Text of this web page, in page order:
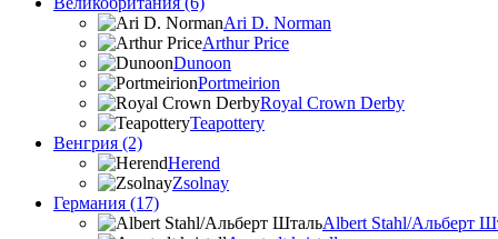
Ari D. Norman
Arthur Price
Dunoon
Portmeirion
Royal Crown Derby
Teapottery
Венгрия (2)
Herend
Zsolnay
Германия (17)
Albert Stahl/Альбеpт